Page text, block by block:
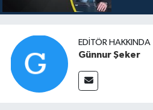
EDITÖR HAKKINDA
Günnur Şeker